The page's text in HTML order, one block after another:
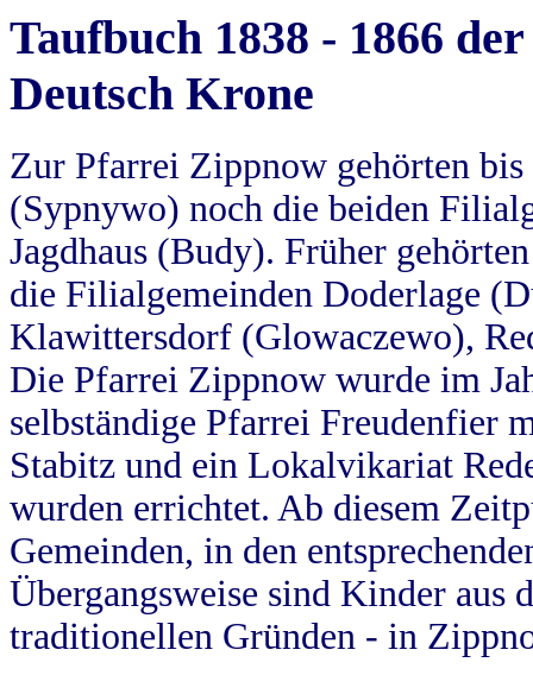
Taufbuch 1838 - 1866
Deutsch Krone
Zur Pfarrei Zippnow gehörten
(Sypnywo) noch die beiden
Jagdhaus (Budy). Früher
die Filialgemeinden Doderlage
Klawittersdorf (Glowaczewo),
Die Pfarrei Zippnow wurde im
selbständige Pfarrei Freudenfier
Stabitz und ein Lokalvikariat
wurden errichtet. Ab diesem
Gemeinden, in den
Übergangsweise sind Kinder aus
traditionellen Gründen - in